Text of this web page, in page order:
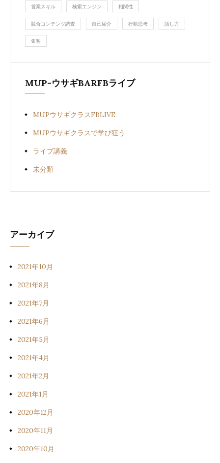
営業スキル 検索エンジン 相関性
競合コンテンツ調査 自己紹介 行動思考 話し方
集客
MUP-ウサギBARFBライブ
MUPウサギクラスFBLIVE
MUPウサギクラスで学び狂う
ライブ講義
未分類
アーカイブ
2021年10月
2021年8月
2021年7月
2021年6月
2021年5月
2021年4月
2021年2月
2021年1月
2020年12月
2020年11月
2020年10月